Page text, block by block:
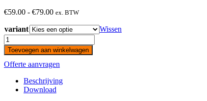
€59.00 - €79.00Prijsklasse:
tot
€79.00
ex. BTW
variant
Wissen
PiresCWS™
IP65
Colour
&
Switchable
Toevoegen aan winkelwagen
Offerte aanvragen
Beschrijving
Download